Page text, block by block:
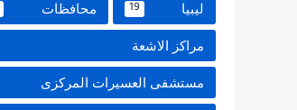
ليبيا 19 محافظات
مراكز الاشعة
مستشفى العسيرات المركزى